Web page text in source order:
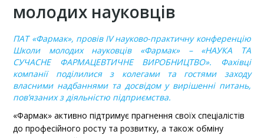
молодих науковців
ПАТ «Фармак», провів ІV науково-практичну конференцію
Школи молодих науковців «Фармак» – «НАУКА ТА
СУЧАСНЕ ФАРМАЦЕВТИЧНЕ ВИРОБНИЦТВО». Фахівці
компанії поділилися з колегами та гостями заходу
власними надбаннями та досвідом у вирішенні питань,
пов’язаних з діяльністю підприємства.
«Фармак» активно підтримує прагнення своїх спеціалістів
до професійного росту та розвитку, а також обміну